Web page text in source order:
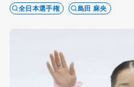
全日本選手権 島田 麻央